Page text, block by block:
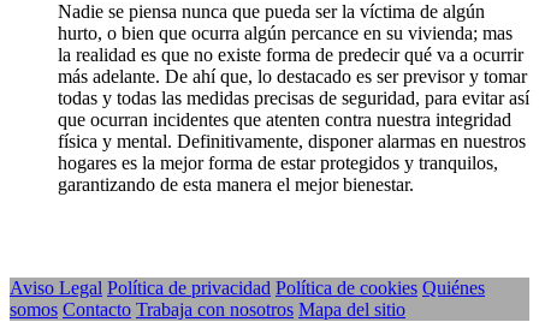
Nadie se piensa nunca que pueda ser la víctima de algún
hurto, o bien que ocurra algún percance en su vivienda; mas
la realidad es que no existe forma de predecir qué va a ocurrir
más adelante. De ahí que, lo destacado es ser previsor y tomar
todas y todas las medidas precisas de seguridad, para evitar así
que ocurran incidentes que atenten contra nuestra integridad
física y mental. Definitivamente, disponer alarmas en nuestros
hogares es la mejor forma de estar protegidos y tranquilos,
garantizando de esta manera el mejor bienestar.
Aviso Legal Política de privacidad Política de cookies Quiénes
somos Contacto Trabaja con nosotros Mapa del sitio